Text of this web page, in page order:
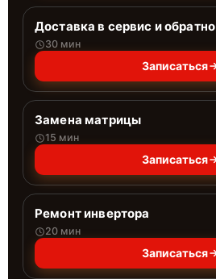
Доставка в сервис и обратно
30 мин
Записаться
Замена матрицы
15 мин
Записаться
Ремонт инвертора
20 мин
Записаться